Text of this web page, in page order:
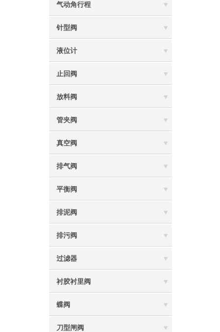
气动角行程
针型阀
液位计
止回阀
放料阀
管夹阀
真空阀
排气阀
平衡阀
排泥阀
排污阀
过滤器
衬胶衬里阀
蝶阀
刀型闸阀